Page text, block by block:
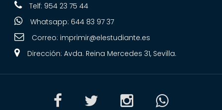
Telf: 954 23 75 44
Whatsapp: 644 83 97 37
Correo: imprimir@elestudiante.es
Dirección: Avda. Reina Mercedes 31, Sevilla.